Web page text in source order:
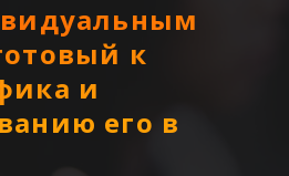
к
и
его в